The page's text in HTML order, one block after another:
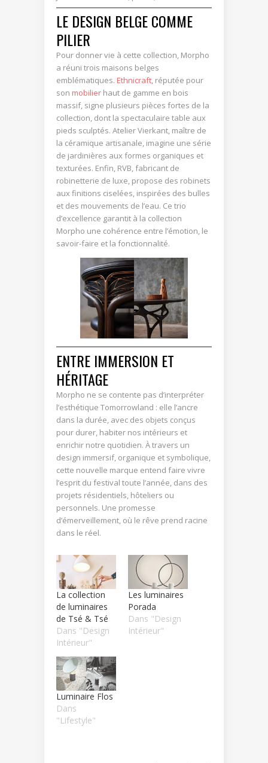
LE DESIGN BELGE COMME
PILIER
Pour donner vie à cette collection, Morpho
a réuni trois maisons belges
emblématiques. Ethnicraft, réputée pour
son mobilier haut de gamme en bois
massif, signe plusieurs pièces fortes de la
collection, dont la spectaculaire table aux
pieds sculptés. Atelier Vierkant, maître de
la céramique artisanale, imagine une série
de jardinières aux formes organiques et
texturées. Enfin, RVB, fabricant de
robinetterie de luxe, propose des robinets
aux finitions ciselées, inspirées des bulles
et des mouvements de l’eau. Ce trio
d’excellence garantit à la collection
Morpho une cohérence entre l’émotion, le
savoir-faire et la fonctionnalité.
ENTRE IMMERSION ET
HÉRITAGE
Morpho ne se contente pas d’interpréter
l’esthétique Tomorrowland : elle l’ancre
dans la durée, avec des objets conçus
pour durer, habiter nos intérieurs et
enrichir notre quotidien. À travers un
design immersif, organique et symbolique,
cette nouvelle marque entend faire vivre
l’esprit du festival toute l’année, dans des
projets résidentiels, hôteliers ou
personnels. Une promesse
d’émerveillement, où le rêve prend racine
dans le réel.
La collection
de luminaires
de Tsé & Tsé
Dans "Design
Intérieur"
Les luminaires
Porada
Dans "Design
Intérieur"
Luminaire Flos
Dans
"Lifestyle"